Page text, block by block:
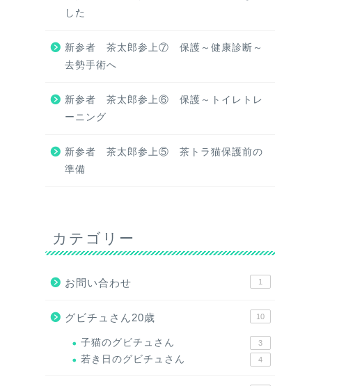
した
新参者 茶太郎参上⑦ 保護～健康診断～
去勢手術へ
新参者 茶太郎参上⑥ 保護～トイレトレ
ーニング
新参者 茶太郎参上⑤ 茶トラ猫保護前の
準備
カテゴリー
お問い合わせ 1
グビチュさん20歳 10
子猫のグビチュさん 3
若き日のグビチュさん 4